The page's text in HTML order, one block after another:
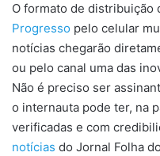
O formato de distribuição
Progresso pelo celular
notícias chegarão
ou pelo canal uma das
Não é preciso ser
o internauta pode ter, na
verificadas e com
notícias do Jornal Folha